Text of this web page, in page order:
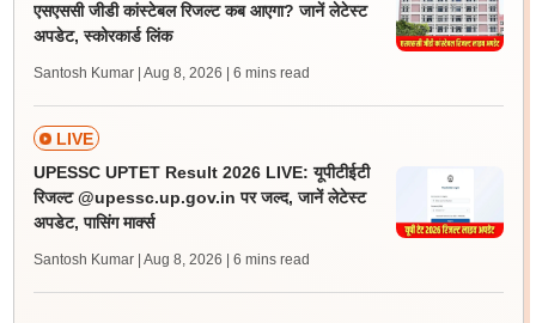
एसएससी जीडी कांस्टेबल रिजल्ट कब आएगा? जानें लेटेस्ट
अपडेट, स्कोरकार्ड लिंक
Santosh Kumar | Aug 8, 2026 | 6 mins read
LIVE
UPESSC UPTET Result 2026 LIVE: यूपीटीईटी
रिजल्ट @upessc.up.gov.in पर जल्द, जानें लेटेस्ट
अपडेट, पासिंग मार्क्स
Santosh Kumar | Aug 8, 2026 | 6 mins read